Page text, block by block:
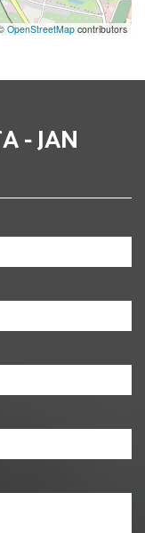
OpenStreetMap contributors
- JAN